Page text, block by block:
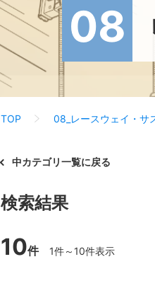
08
TOP 08_レースウェイ・サ
中カテゴリ一覧に戻る
検索結果
10件 1件～10件表示